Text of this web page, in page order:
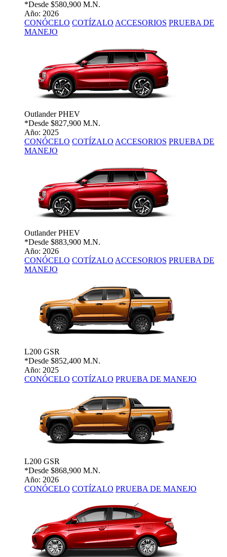
*Desde $580,900 M.N.
Año: 2026
CONÓCELO COTÍZALO ACCESORIOS PRUEBA DE
MANEJO
Outlander PHEV
*Desde $827,900 M.N.
Año: 2025
CONÓCELO COTÍZALO ACCESORIOS PRUEBA DE
MANEJO
Outlander PHEV
*Desde $883,900 M.N.
Año: 2026
CONÓCELO COTÍZALO ACCESORIOS PRUEBA DE
MANEJO
L200 GSR
*Desde $852,400 M.N.
Año: 2025
CONÓCELO COTÍZALO PRUEBA DE MANEJO
L200 GSR
*Desde $868,900 M.N.
Año: 2026
CONÓCELO COTÍZALO PRUEBA DE MANEJO